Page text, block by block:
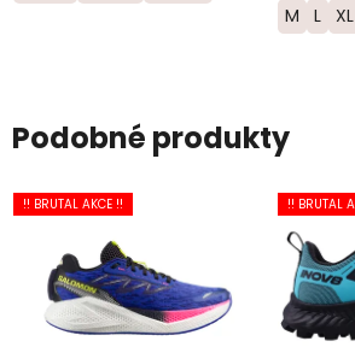
M L XL
Podobné produkty
!! BRUTAL AKCE !! !! BRUTAL